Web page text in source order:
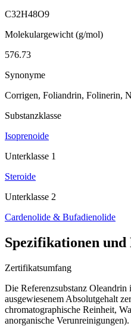
C32H48O9
Molekulargewicht (g/mol)
576.73
Synonyme
Corrigen, Foliandrin, Folinerin,
Substanzklasse
Isoprenoide
Unterklasse 1
Steroide
Unterklasse 2
Cardenolide & Bufadienolide
Spezifikationen und
Zertifikatsumfang
Die Referenzsubstanz Oleandrin
ausgewiesenem Absolutgehalt
chromatographische Reinheit,
anorganische Verunreinigungen).